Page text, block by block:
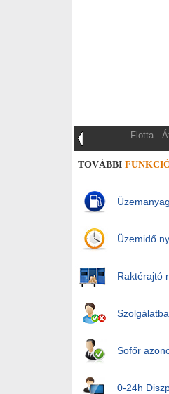
Flotta -
TOVÁBBI
Üzemidő
Raktérajtó
Sofőr
0-24h